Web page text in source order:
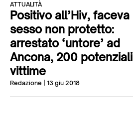
Chi siamo
Contatti
ATTUALITÀ
Positivo all’Hiv, faceva
sesso non protetto:
arrestato ‘untore’ ad
Ancona, 200 potenziali
vittime
Redazione | 13 giu 2018